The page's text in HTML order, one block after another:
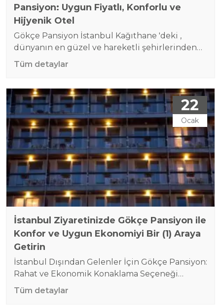
Pansiyon: Uygun Fiyatlı, Konforlu ve
Hijyenik Otel
Gökçe Pansiyon İstanbul Kağıthane 'deki ,
dünyanın en güzel ve hareketli şehirlerinden
biri olarak, milyonlarca ziyaretçiyi kendine
çekiyor. Şehirdeki tarihi dokular, kültürel miras
yabancı turistlerin ilgisini çekiyor. Ancak,
İstanbul’da konaklama doğru yer seçilmediği
takdirde oldukça pahalı bir deneyim olabilir.
İşte bu noktada, Gökçe Pansiyon ekonomik ve…
Tüm detaylar
22
Ocak
İstanbul Ziyaretinizde Gökçe Pansiyon ile
Konfor ve Uygun Ekonomiyi Bir (1) Araya
Getirin
İstanbul Dışından Gelenler İçin Gökçe Pansiyon:
Rahat ve Ekonomik Konaklama Seçeneği
Türkiye’nin en büyük ve en kalabalık şehri olan
İstanbul, tarihi, kültürel ve turistik
Tüm detaylar